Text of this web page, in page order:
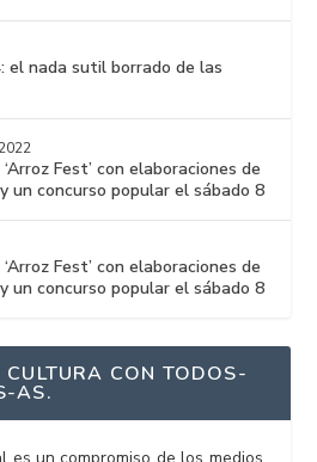
el nada sutil borrado de las
Fest’ con elaboraciones de
un concurso popular el sábado 8
Fest’ con elaboraciones de
un concurso popular el sábado 8
CON TODOS-
AS.
es un compromiso de los medios,